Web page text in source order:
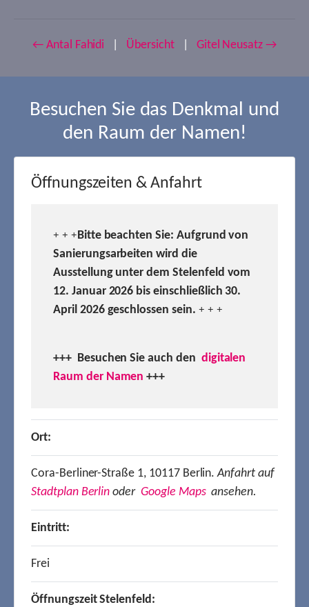
← Antal Fahidi Übersicht Gitel Neusatz →
Besuchen Sie das Denkmal und
den Raum der Namen!
Öffnungszeiten & Anfahrt
+ + +Bitte beachten Sie: Aufgrund von
Sanierungsarbeiten wird die
Ausstellung unter dem Stelenfeld vom
12. Januar 2026 bis einschließlich 30.
April 2026 geschlossen sein. + + +
+++ Besuchen Sie auch den digitalen
Raum der Namen +++
Ort:
Cora-Berliner-Straße 1, 10117 Berlin.Anfahrt auf
Stadtplan Berlin oder Google Mapsansehen.
Eintritt:
Frei
Öffnungszeit Stelenfeld: